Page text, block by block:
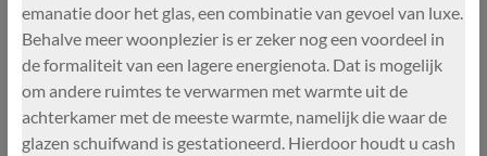
emanatie door het glas, een combinatie van gevoel van luxe.
Behalve meer woonplezier is er zeker nog een voordeel in
de formaliteit van een lagere energienota. Dat is mogelijk
om andere ruimtes te verwarmen met warmte uit de
achterkamer met de meeste warmte, namelijk die waar de
glazen schuifwand is gestationeerd. Hierdoor houdt u cash